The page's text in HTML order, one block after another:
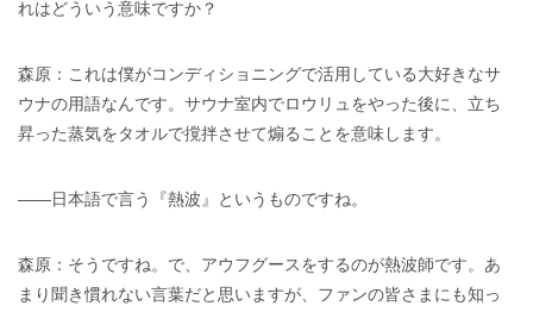
れはどういう意味ですか？
森原：これは僕がコンディショニングで活用している大好きなサ
ウナの用語なんです。サウナ室内でロウリュをやった後に、立ち
昇った蒸気をタオルで撹拌させて煽ることを意味します。
――日本語で言う『熱波』というものですね。
森原：そうですね。で、アウフグースをするのが熱波師です。あ
まり聞き慣れない言葉だと思いますが、ファンの皆さまにも知っ